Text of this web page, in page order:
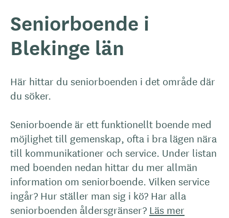
Seniorboende i
Blekinge län
Här hittar du seniorboenden i det område där
du söker.
Seniorboende är ett funktionellt boende med
möjlighet till gemenskap, ofta i bra lägen nära
till kommunikationer och service. Under listan
med boenden nedan hittar du mer allmän
information om seniorboende. Vilken service
ingår? Hur ställer man sig i kö? Har alla
seniorboenden åldersgränser? Läs mer